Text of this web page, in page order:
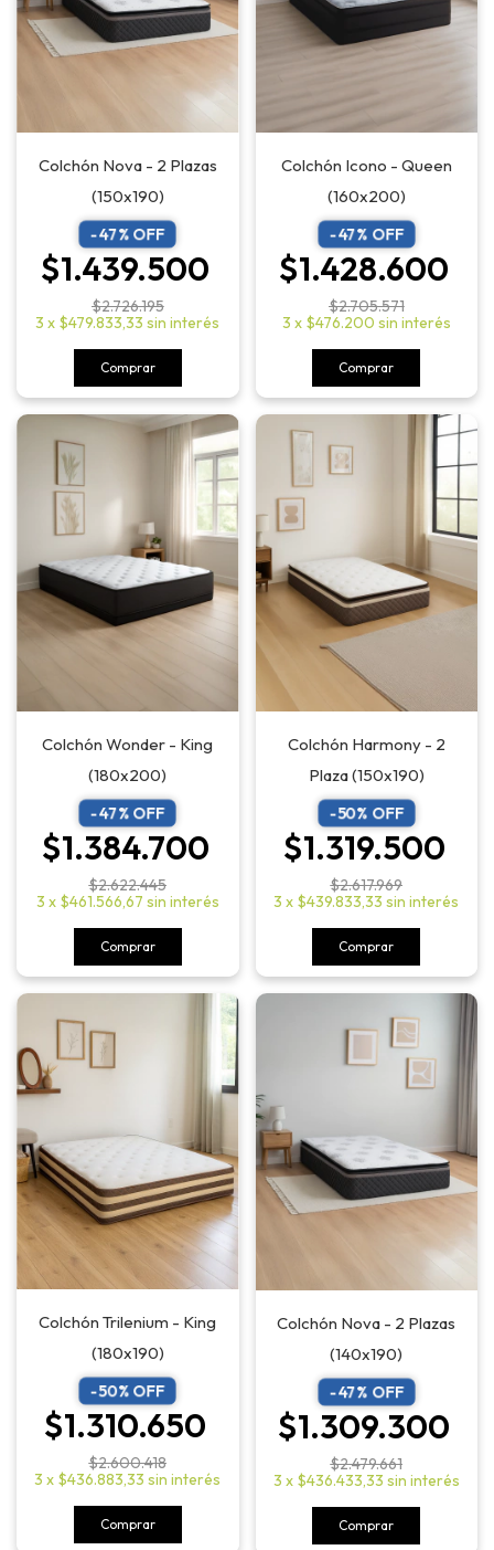
Colchón Nova - 2 Plazas
(150x190)
-47% OFF
$1.439.500
$2.726.195
3 x $479.833,33 sin interés
Comprar
Colchón Icono - Queen
(160x200)
-47% OFF
$1.428.600
$2.705.571
3 x $476.200 sin interés
Comprar
Colchón Wonder - King
(180x200)
-47% OFF
$1.384.700
$2.622.445
3 x $461.566,67 sin interés
Comprar
Colchón Harmony - 2
Plaza (150x190)
-50% OFF
$1.319.500
$2.617.969
3 x $439.833,33 sin interés
Comprar
Colchón Trilenium - King
(180x190)
-50% OFF
$1.310.650
$2.600.418
3 x $436.883,33 sin interés
Comprar
Colchón Nova - 2 Plazas
(140x190)
-47% OFF
$1.309.300
$2.479.661
3 x $436.433,33 sin interés
Comprar